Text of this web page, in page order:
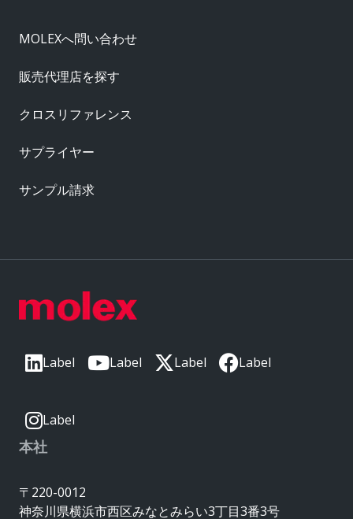
Label Label Label Label
Label
本社
〒220-0012
神奈川県横浜市西区みなとみらい3丁目3番3号
MOLEXへ問い合わせ
販売代理店を探す
クロスリファレンス
サプライヤー
サンプル請求